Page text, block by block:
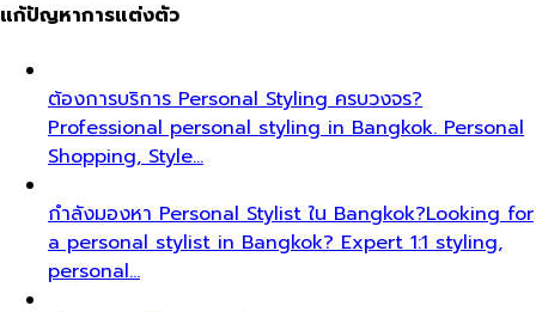
แก้ปัญหาการแต่งตัว
ต้องการบริการ Personal Styling ครบวงจร?
Professional personal styling in Bangkok. Personal
Shopping, Style…
กำลังมองหา Personal Stylist ใน Bangkok?Looking for
a personal stylist in Bangkok? Expert 1:1 styling,
personal…